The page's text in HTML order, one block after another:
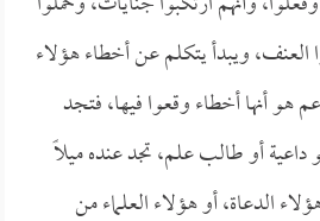
ويبدأ يتكلم عن أخطاء هؤلاء
هو أنها أخطاء وقعوا فيها، فتجد
أو طالب علم، تجد عنده ميلاً
الدعاة، أو هؤلاء العلماء من